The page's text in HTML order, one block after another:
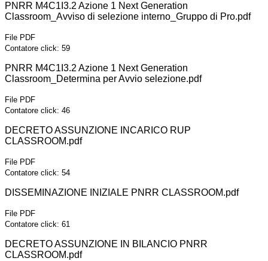
PNRR M4C1I3.2 Azione 1 Next Generation
Classroom_Avviso di selezione interno_Gruppo di Pro.pdf
File PDF
Contatore click: 59
PNRR M4C1I3.2 Azione 1 Next Generation
Classroom_Determina per Avvio selezione.pdf
File PDF
Contatore click: 46
DECRETO ASSUNZIONE INCARICO RUP
CLASSROOM.pdf
File PDF
Contatore click: 54
DISSEMINAZIONE INIZIALE PNRR CLASSROOM.pdf
File PDF
Contatore click: 61
DECRETO ASSUNZIONE IN BILANCIO PNRR
CLASSROOM.pdf